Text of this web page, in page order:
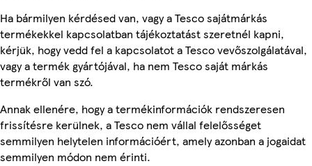
Ha bármilyen kérdésed van, vagy a Tesco sajátmárkás
termékekkel kapcsolatban tájékoztatást szeretnél kapni,
kérjük, hogy vedd fel a kapcsolatot a Tesco vevőszolgálatával,
vagy a termék gyártójával, ha nem Tesco saját márkás
termékről van szó.
Annak ellenére, hogy a termékinformációk rendszeresen
frissítésre kerülnek, a Tesco nem vállal felelősséget
semmilyen helytelen információért, amely azonban a jogaidat
semmilyen módon nem érinti.